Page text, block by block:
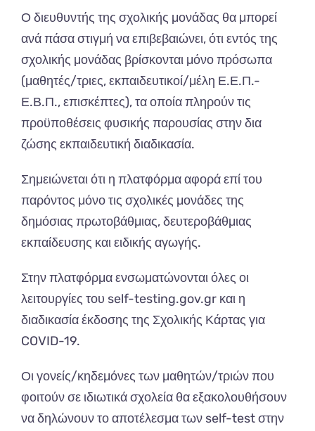
Ο διευθυντής της σχολικής μονάδας θα μπορεί
ανά πάσα στιγμή να επιβεβαιώνει, ότι εντός της
σχολικής μονάδας βρίσκονται μόνο πρόσωπα
(μαθητές/τριες, εκπαιδευτικοί/μέλη Ε.Ε.Π.-
Ε.Β.Π., επισκέπτες), τα οποία πληρούν τις
προϋποθέσεις φυσικής παρουσίας στην δια
ζώσης εκπαιδευτική διαδικασία.
Σημειώνεται ότι η πλατφόρμα αφορά επί του
παρόντος μόνο τις σχολικές μονάδες της
δημόσιας πρωτοβάθμιας, δευτεροβάθμιας
εκπαίδευσης και ειδικής αγωγής.
Στην πλατφόρμα ενσωματώνονται όλες οι
λειτουργίες του self-testing.gov.gr και η
διαδικασία έκδοσης της Σχολικής Κάρτας για
COVID-19.
Οι γονείς/κηδεμόνες των μαθητών/τριών που
φοιτούν σε ιδιωτικά σχολεία θα εξακολουθήσουν
να δηλώνουν το αποτέλεσμα των self-test στην